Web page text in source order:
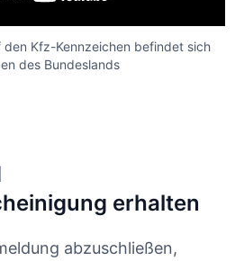
den Kfz-Kennzeichen befindet sich
des Bundeslands
erhalten
abzuschließen,